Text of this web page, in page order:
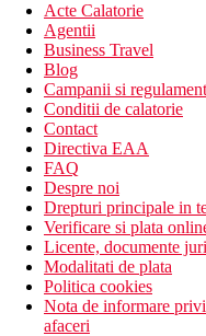
Acte Calatorie
Agentii
Business Travel
Blog
Campanii si
Conditii de calatorie
Contact
Directiva EAA
FAQ
Despre noi
Drepturi principale in
Verificare si plata
Licente, documente
Modalitati de plata
Politica cookies
Nota de informare
afaceri